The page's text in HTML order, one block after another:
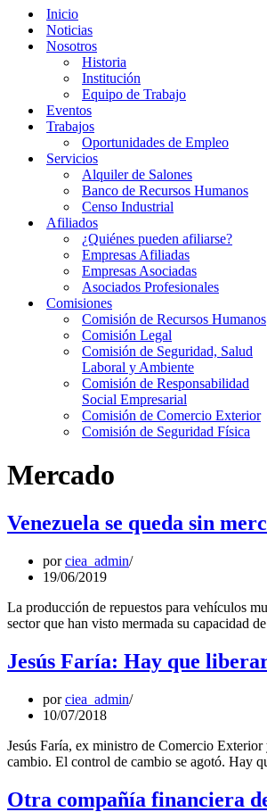
Inicio
Noticias
Nosotros
Historia
Institución
Equipo de Trabajo
Eventos
Trabajos
Oportunidades de Empleo
Servicios
Alquiler de Salones
Banco de Recursos Humanos
Censo Industrial
Afiliados
¿Quiénes pueden afiliarse?
Empresas Afiliadas
Empresas Asociadas
Asociados Profesionales
Comisiones
Comisión de Recursos Humanos
Comisión Legal
Comisión de Seguridad, Salud
Laboral y Ambiente
Comisión de Responsabilidad
Social Empresarial
Comisión de Comercio Exterior
Comisión de Seguridad Física
Mercado
Venezuela se queda sin
porciea_admin
19/06/2019
La producción de repuestos para vehículos
sector que han visto mermada su capacidad
Jesús Faría: Hay que
porciea_admin
10/07/2018
Jesús Faría, ex ministro de Comercio
cambio. El control de cambio se agotó. Hay
Otra compañía financiera